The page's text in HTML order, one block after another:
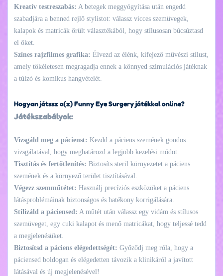
Kreatív testreszabás: A betegek meggyógyítása után engedd
szabadjára a benned rejlő stylistot: válassz vicces szemüvegek,
kalapok és matricák őrült választékából, hogy stílusosan búcsúztasd
el őket.
Színes rajzfilmes grafika: Élvezd az élénk, kifejező művészi stílust,
amely tökéletesen megragadja ennek a könnyed szimulációs játéknak
a túlzó és komikus hangvételét.
Hogyan játssz a(z) Funny Eye Surgery játékkal online?
Játékszabályok:
Vizsgáld meg a pácienst: Kezdd a páciens szemének gondos
vizsgálatával, hogy meghatározd a legjobb kezelési módot.
Tisztítás és fertőtlenítés: Biztosíts steril környezetet a páciens
szemének és a környező terület tisztításával.
Végezz szemműtétet: Használj precíziós eszközöket a páciens
látásproblémáinak biztonságos és hatékony korrigálására.
Stilizáld a páciensed: A műtét után válassz egy vidám és stílusos
szemüveget, egy cuki kalapot és menő matricákat, hogy teljessé tedd
a megjelenésüket.
Biztosítsd a páciens elégedettségét: Győződj meg róla, hogy a
páciensed boldogan és elégedetten távozik a klinikáról a javított
látásával és új megjelenésével!